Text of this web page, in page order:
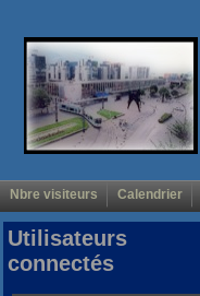
Nbre visiteurs Calendrier
Utilisateurs
connectés